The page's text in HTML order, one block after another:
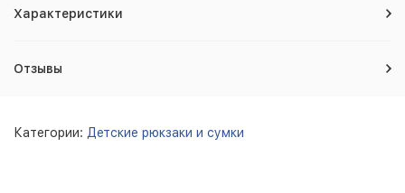
Характеристики
Отзывы
Категории: Детские рюкзаки и сумки